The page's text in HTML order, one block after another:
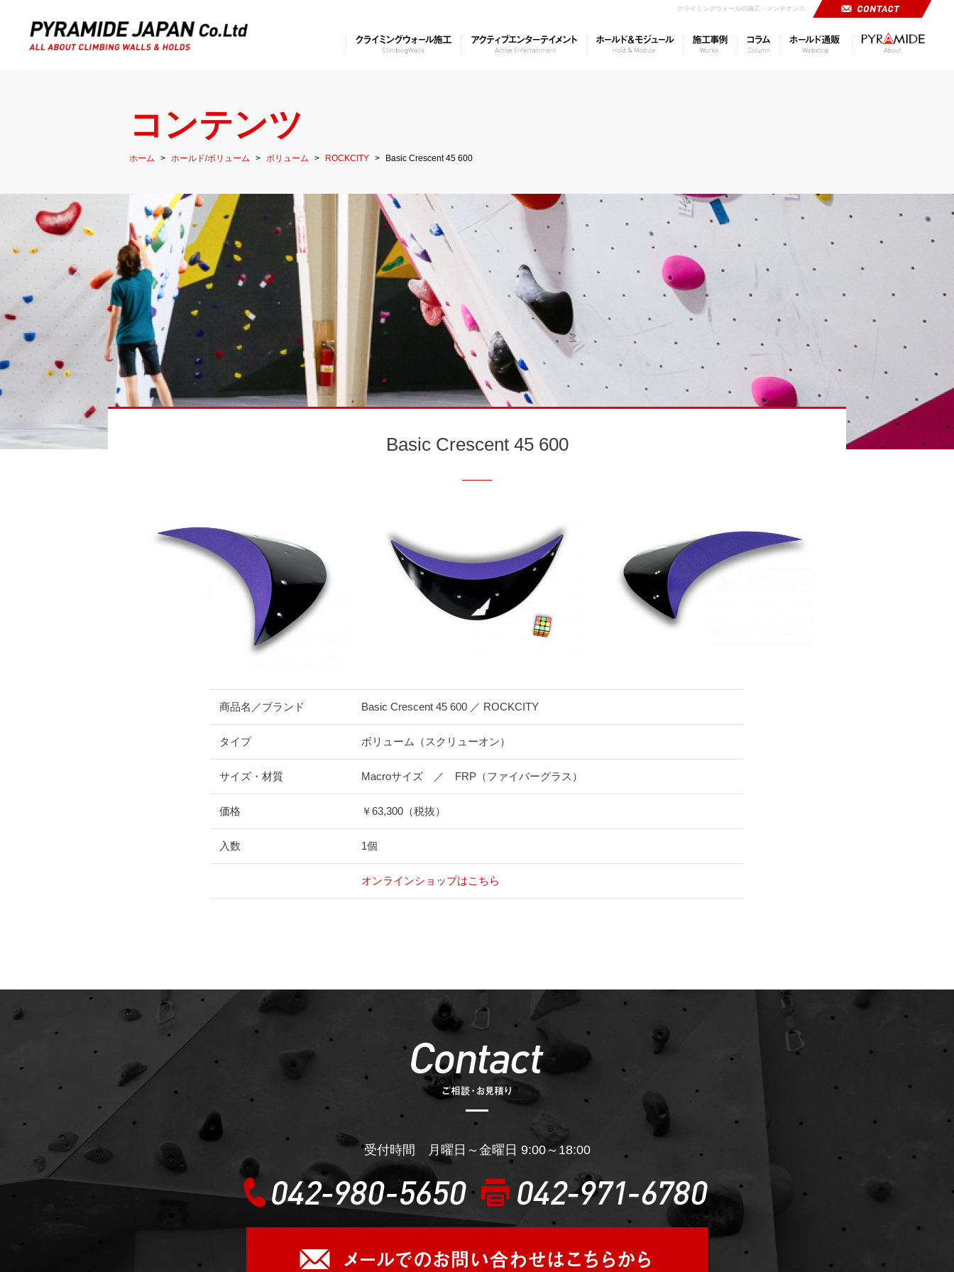
クライミングウォールの施工・メンテナンス
コンテンツ
ホーム ホールド/ボリューム ボリューム ROCKCITY Basic Crescent 45 600
Basic Crescent 45 600
商品名／ブランド Basic Crescent 45 600 ／ ROCKCITY
タイプ ボリューム（スクリューオン）
サイズ・材質 Macroサイズ ／ FRP（ファイバーグラス）
価格 ￥63,300（税抜）
入数 1個
オンラインショップはこちら
受付時間 月曜日～金曜日 9:00～18:00